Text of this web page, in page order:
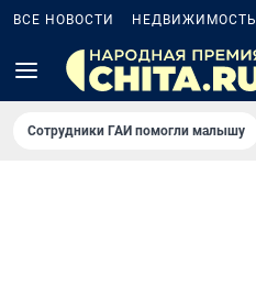
ВСЕ НОВОСТИ НЕДВИЖИМОСТЬ
Сотрудники ГАИ помогли малышу